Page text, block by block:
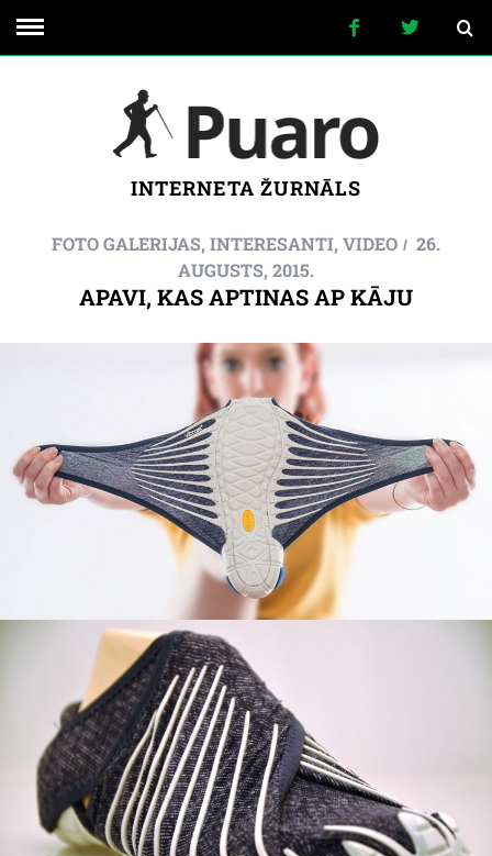
INTERNETA ŽURNĀLS
FOTO GALERIJAS, INTERESANTI, VIDEO
26.
AUGUSTS, 2015.
APAVI, KAS APTINAS AP KĀJU